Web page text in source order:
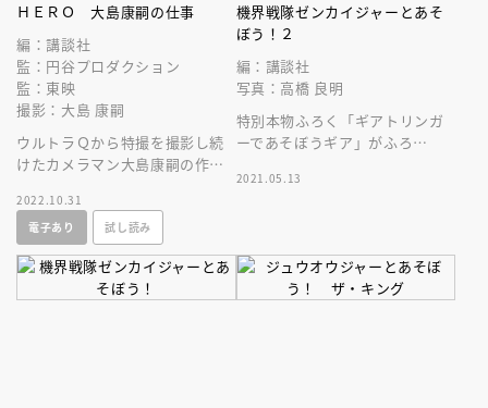
ＨＥＲＯ 大島康嗣の仕事
編：講談社
監：円谷プロダクション
監：東映
撮影：大島 康嗣
ウルトラＱから特撮を撮影し続
けたカメラマン大島康嗣の作品
2022.10.31
電子あり
試し読み
機界戦隊ゼンカイジャーとあそ
ぼう！２
編：講談社
写真：高橋 良明
特別本物ふろく「ギアトリンガ
ーであそぼうギア」がふろ
カイジャーといっしょに世界を
2021.05.13